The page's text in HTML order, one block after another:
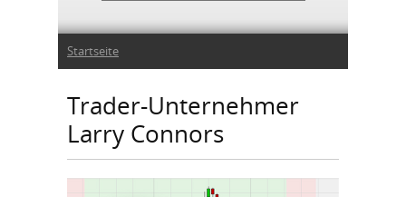
Sie sind hier
Startseite
Trader-Unternehmer
Larry Connors